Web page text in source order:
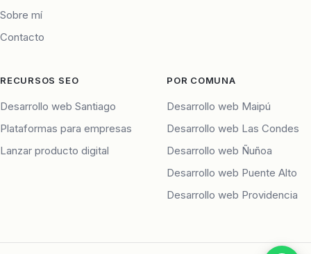
Sobre mí
Contacto
RECURSOS SEO
Desarrollo web Santiago
Plataformas para empresas
Lanzar producto digital
POR COMUNA
Desarrollo web Maipú
Desarrollo web Las Condes
Desarrollo web Ñuñoa
Desarrollo web Puente Alto
Desarrollo web Providencia